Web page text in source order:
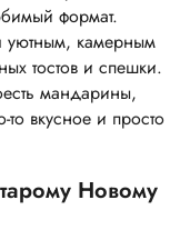
формат.
уютным, камерным
тостов и спешки.
мандарины,
то вкусное и просто
Новому